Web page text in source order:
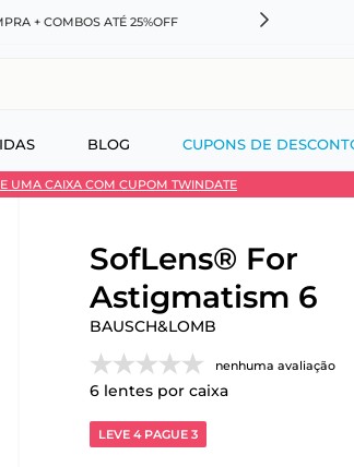
+ COMBOS ATÉ 25%OFF
BLOG CUPONS DE
UMA CAIXA COM CUPOM TWINDATE
SofLens® For
Astigmatism 6
BAUSCH&LOMB
nenhuma avaliação
6lentes por caixa
LEVE 4 PAGUE 3